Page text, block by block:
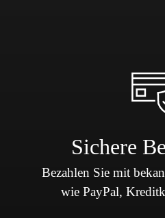
Sichere
Bezahlen Sie mit
wie PayPal,